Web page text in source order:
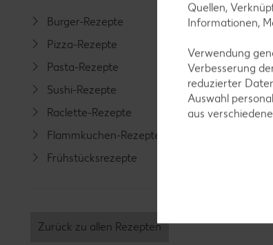
Burger-Rezepte
Pizza-Rezepte
Pasta-Rezepte
Sushi-Rezepte
Raclette-Rezepte
Flammkuchen-Rezepte
Frühstücksrezepte
Zurück zu allen Rezepten
Quellen,
Informationen,
Verwendung
Verbesserung
reduzierter
Auswahl
aus